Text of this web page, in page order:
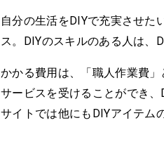
自分の生活をDIYで充実させた
ス。DIYのスキルのある人は、
かかる費用は、「職人作業費
サービスを受けることができ
サイトでは他にもDIYアイテム